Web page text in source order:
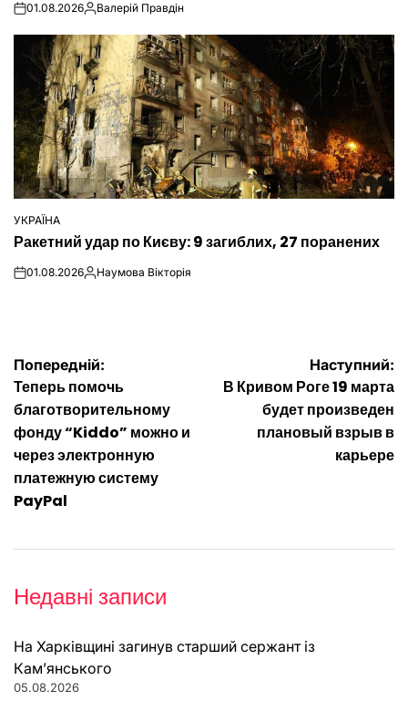
on01.08.2026Опубліковано
Валерій Правдін
ОПУБЛІКУВАТИ
У
УКРАЇНА
Ракетний удар по Києву: 9 загиблих, 27 поранених
on01.08.2026Опубліковано
Наумова Вікторія
Навігація
записів
Попередній:
Теперь помочь
благотворительному
фонду “Kiddo” можно и
через электронную
платежную систему
PayPal
Наступний:
В Кривом Роге 19 марта
будет произведен
плановый взрыв в
карьере
Недавні записи
На Харківщині загинув старший сержант із
Кам’янського
05.08.2026